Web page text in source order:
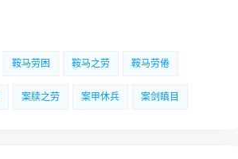
鞍马劳困 鞍马之劳 鞍马劳倦
案牍之劳 案甲休兵 案剑瞋目